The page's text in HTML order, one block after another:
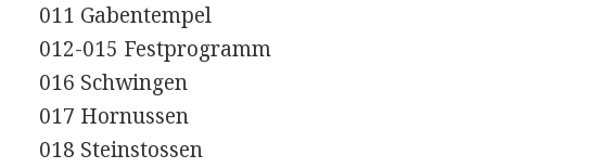
011 Gabentempel
012-015 Festprogramm
016 Schwingen
017 Hornussen
018 Steinstossen